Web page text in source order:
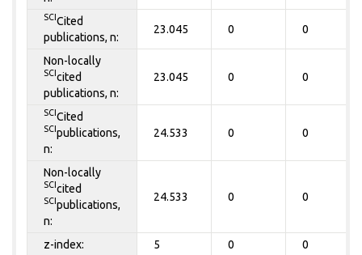
SCI Cited
publications, n:
23.045 0 0
Non-locally
SCI cited
publications, n:
23.045 0 0
SCI Cited
SCI publications,
n:
24.533 0 0
Non-locally
SCI cited
SCI publications,
n:
24.533 0 0
z-index: 5 0 0